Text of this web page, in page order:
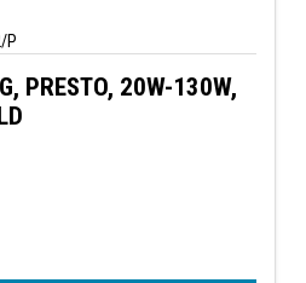
P
PRESTO, 20W-130W,